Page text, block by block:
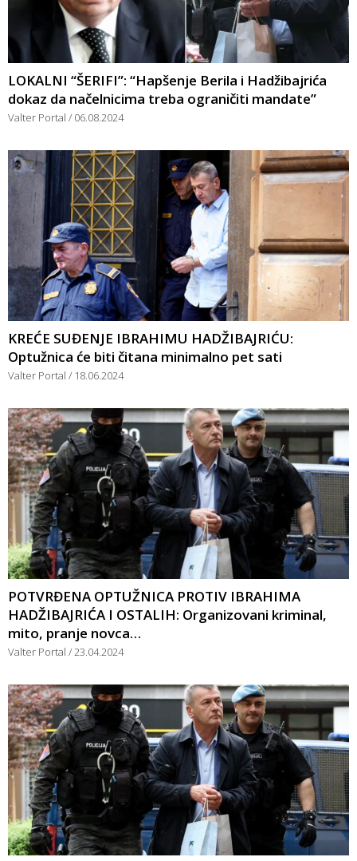
LOKALNI “ŠERIFI”: “Hapšenje Berila i Hadžibajrića
dokaz da načelnicima treba ograničiti mandate”
Valter Portal 06.08.2024
KREĆE SUĐENJE IBRAHIMU HADŽIBAJRIĆU:
Optužnica će biti čitana minimalno pet sati
Valter Portal 18.06.2024
POTVRĐENA OPTUŽNICA PROTIV IBRAHIMA
HADŽIBAJRIĆA I OSTALIH: Organizovani kriminal,
mito, pranje novca…
Valter Portal 23.04.2024